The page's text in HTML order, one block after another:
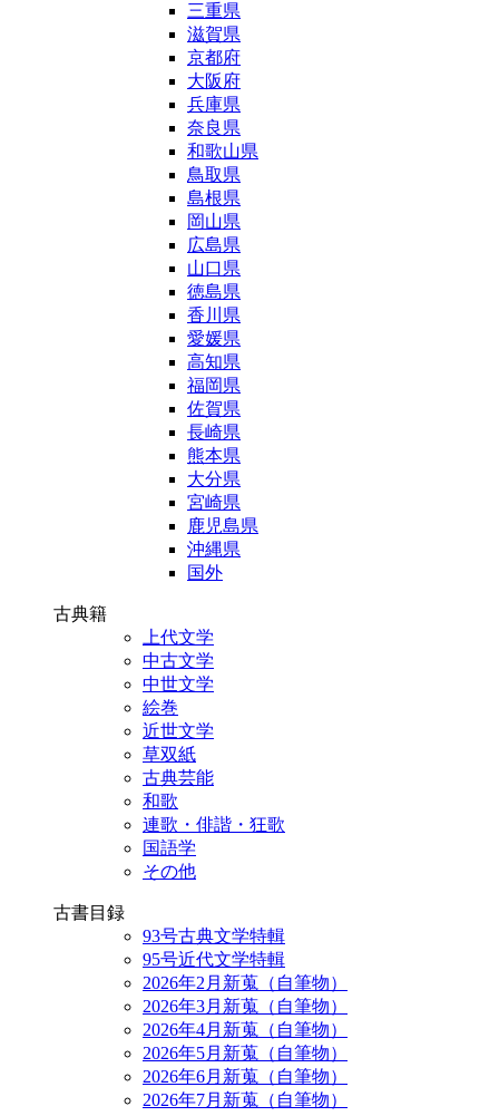
三重県
滋賀県
京都府
大阪府
兵庫県
奈良県
和歌山県
鳥取県
島根県
岡山県
広島県
山口県
徳島県
香川県
愛媛県
高知県
福岡県
佐賀県
長崎県
熊本県
大分県
宮崎県
鹿児島県
沖縄県
国外
古典籍
上代文学
中古文学
中世文学
絵巻
近世文学
草双紙
古典芸能
和歌
連歌・俳諧・狂歌
国語学
その他
古書目録
93号古典文学特輯
95号近代文学特輯
2026年2月新蒐（自筆物）
2026年3月新蒐（自筆物）
2026年4月新蒐（自筆物）
2026年5月新蒐（自筆物）
2026年6月新蒐（自筆物）
2026年7月新蒐（自筆物）